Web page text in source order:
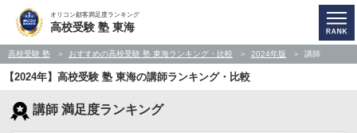
オリコン顧客満足度ランキング
高校受験 塾 東海
高校受験 塾 おすすめの高校受験 塾 東海ランキング・比較 2024年版 講師
【2024年】高校受験 塾 東海の講師ランキング・比較
講師 満足度ランキング